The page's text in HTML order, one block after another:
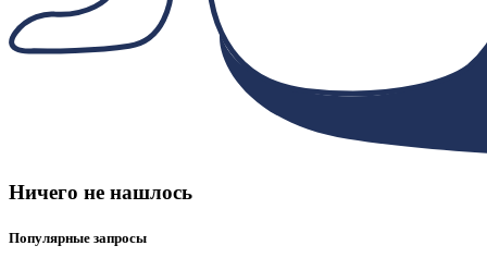
Ничего не нашлось
Популярные запросы